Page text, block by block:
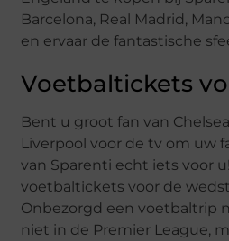
Barcelona, Real Madrid,
en ervaar de fantastische
Voetbaltickets
Bent u groot fan van
Liverpool voor de tv om uw
van Sparenti echt iets voor
voetbaltickets voor de
Onbezorgd een voetbaltrip
niet in de Premier League,